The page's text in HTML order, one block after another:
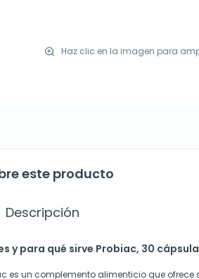
Haz clic en la imagen para
este producto
Descripción
y para qué sirve Probiac, 30
es un complemento alimenticio que ofrece